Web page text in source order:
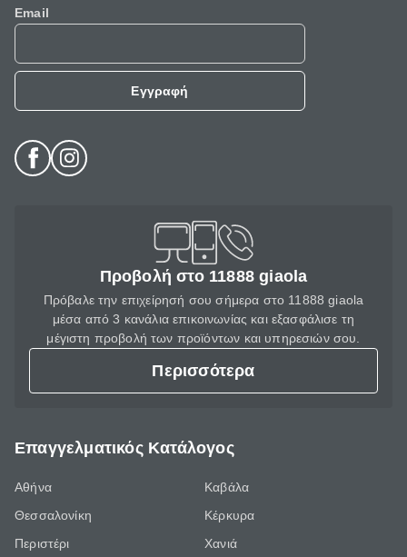
Email
Εγγραφή
Προβολή στο 11888 giaola
Πρόβαλε την επιχείρησή σου σήμερα στο 11888 giaola
μέσα από 3 κανάλια επικοινωνίας και εξασφάλισε τη
μέγιστη προβολή των προϊόντων και υπηρεσιών σου.
Περισσότερα
Επαγγελματικός Κατάλογος
Αθήνα
Θεσσαλονίκη
Περιστέρι
Καβάλα
Κέρκυρα
Χανιά